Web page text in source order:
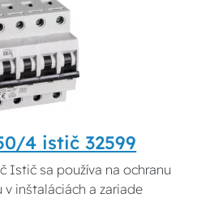
4 istič 32599
Istič sa používa na ochranu
inštaláciách a zariade